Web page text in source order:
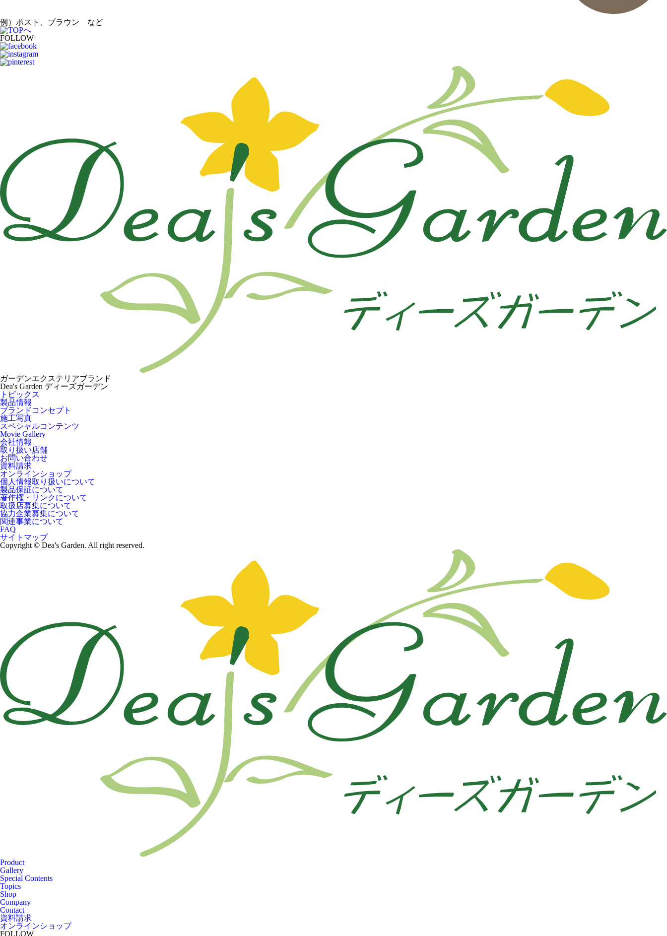
例）ポスト、ブラウン など
FOLLOW
ガーデンエクステリアブランド
Dea's Garden ディーズガーデン
トピックス
製品情報
ブランドコンセプト
施工写真
スペシャルコンテンツ
Movie Gallery
会社情報
取り扱い店舗
お問い合わせ
資料請求
オンラインショップ
個人情報取り扱いについて
製品保証について
著作権・リンクについて
取扱店募集について
協力企業募集について
関連事業について
FAQ
サイトマップ
Copyright © Dea's Garden. All right reserved.
Product
Gallery
Special Contents
Topics
Shop
Company
Contact
資料請求
オンラインショップ
FOLLOW